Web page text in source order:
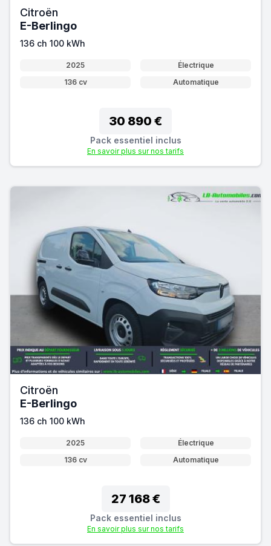
Citroën
E-Berlingo
136 ch 100 kWh
2025
Électrique
136 cv
Automatique
30 890 €
Pack essentiel inclus
En savoir plus sur nos tarifs
Citroën
E-Berlingo
136 ch 100 kWh
2025
Électrique
136 cv
Automatique
27 168 €
Pack essentiel inclus
En savoir plus sur nos tarifs